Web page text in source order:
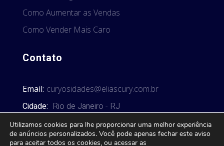
Como Aumentar as Vendas
Como Vender Mais Caro
Contato
Email: curyosidades@eliascury.com.br
Cidade: Rio de Janeiro - RJ
Utilizamos cookies para lhe proporcionar uma melhor experiência
de anúncios personalizados. Você pode apenas fechar este aviso
para aceitar todos os cookies, ou acessar as